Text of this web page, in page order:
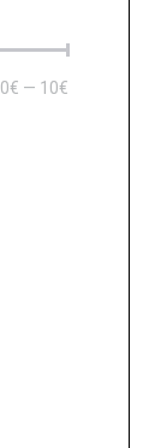
0€ — 10€